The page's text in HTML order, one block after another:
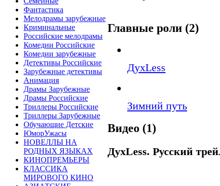
Фантастика
Мелодрамы зарубежные
Криминальные
Российские мелодрамы
Комедии Российские
Комедии зарубежные
Детективы Российские
Зарубежные детективы
Анимация
Драмы Зарубежные
Драмы Российские
Триллеры Российские
Триллеры Зарубежные
Обучающие Детские
ЮморУжасы
НОВЕЛЛЫ НА
РОДНЫХ ЯЗЫКАХ
КИНОПРЕМЬЕРЫ
КЛАССИКА
МИРОВОГО КИНО
Главные роли (2)
ДухLess
Зимний путь
Видео (1)
ДухLess. Русский